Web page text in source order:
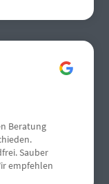
Beratung
Sauber
empfehlen